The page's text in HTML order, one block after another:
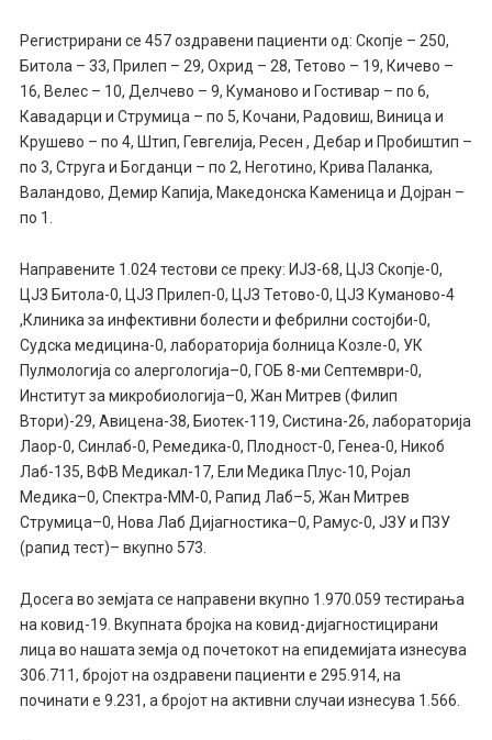
Регистрирани сe 457 оздравени пациенти од: Скопје – 250,
Битола – 33, Прилеп – 29, Охрид – 28, Тетово – 19, Кичево –
16, Велес – 10, Делчево – 9, Куманово и Гостивар – по 6,
Кавадарци и Струмица – по 5, Кочани, Радовиш, Виница и
Крушево – по 4, Штип, Гевгелија, Ресен , Дебар и Пробиштип –
по 3, Струга и Богданци – по 2, Неготино, Крива Паланка,
Валандово, Демир Капија, Македонска Каменица и Дојран –
по 1.
Направените 1.024 тестови се преку: ИЈЗ-68, ЦЈЗ Скопје-0,
ЦЈЗ Битола-0, ЦЈЗ Прилеп-0, ЦЈЗ Тетово-0, ЦЈЗ Куманово-4
,Клиника за инфективни болести и фебрилни состојби-0,
Судска медицина-0, лабораторија болница Козле-0, УК
Пулмологија со алергологија–0, ГОБ 8-ми Септември-0,
Институт за микробиологија–0, Жан Митрев (Филип
Втори)-29, Авицена-38, Биотек-119, Систина-26, лабораторија
Лаор-0, Синлаб-0, Ремедика-0, Плодност-0, Генеа-0, Никоб
Лаб-135, ВФВ Медикал-17, Ели Медика Плус-10, Ројал
Медика–0, Спектра-ММ-0, Рапид Лаб–5, Жан Митрев
Струмица–0, Нова Лаб Дијагностика–0, Рамус-0, ЈЗУ и ПЗУ
(рапид тест)– вкупно 573.
Досега во земјата се направени вкупно 1.970.059 тестирања
на ковид-19. Вкупната бројка на ковид-дијагностицирани
лица во нашата земја од почетокот на епидемијата изнесува
306.711, бројот на оздравени пациенти е 295.914, на
починати е 9.231, а бројот на активни случаи изнесува 1.566.